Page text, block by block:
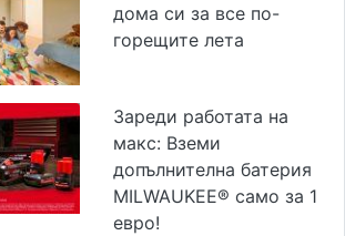
дома си за все по-
горещите лета
Зареди работата на
макс: Вземи
допълнителна батерия
MILWAUKEE® само за 1
евро!